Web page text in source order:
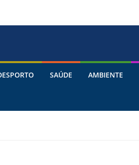
SAÚDE AMBIENTE